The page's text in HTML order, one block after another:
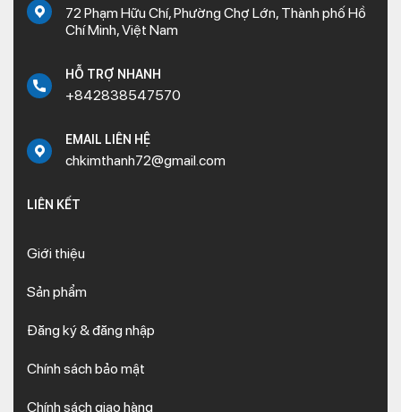
72 Phạm Hữu Chí, Phường Chợ Lớn, Thành phố Hồ
Chí Minh, Việt Nam
HỖ TRỢ NHANH
+842838547570
EMAIL LIÊN HỆ
chkimthanh72@gmail.com
LIÊN KẾT
Giới thiệu
Sản phẩm
Đăng ký & đăng nhập
Chính sách bảo mật
Chính sách giao hàng